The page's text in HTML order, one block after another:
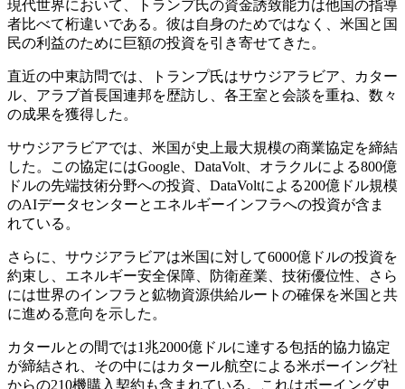
現代世界において、トランプ氏の資金誘致能力は他国の指導
者比べて桁違いである。彼は自身のためではなく、米国と国
民の利益のために巨額の投資を引き寄せてきた。
直近の中東訪問では、トランプ氏はサウジアラビア、カター
ル、アラブ首長国連邦を歴訪し、各王室と会談を重ね、数々
の成果を獲得した。
サウジアラビアでは、米国が史上最大規模の商業協定を締結
した。この協定にはGoogle、DataVolt、オラクルによる800億
ドルの先端技術分野への投資、DataVoltによる200億ドル規模
のAIデータセンターとエネルギーインフラへの投資が含ま
れている。
さらに、サウジアラビアは米国に対して6000億ドルの投資を
約束し、エネルギー安全保障、防衛産業、技術優位性、さら
には世界のインフラと鉱物資源供給ルートの確保を米国と共
に進める意向を示した。
カタールとの間では1兆2000億ドルに達する包括的協力協定
が締結され、その中にはカタール航空による米ボーイング社
からの210機購入契約も含まれている。これはボーイング史